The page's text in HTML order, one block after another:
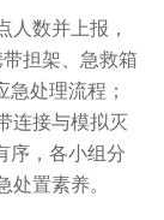
人数并上报，
担架、急救箱
急处理流程；
连接与模拟灭
序，各小组分
处置素养。